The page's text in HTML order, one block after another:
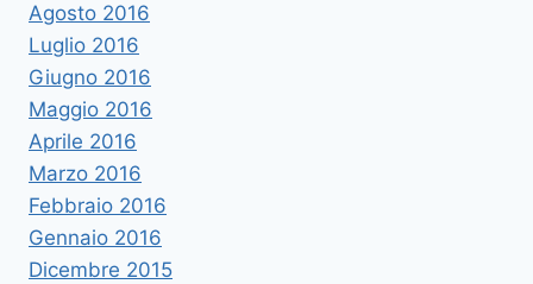
Agosto 2016
Luglio 2016
Giugno 2016
Maggio 2016
Aprile 2016
Marzo 2016
Febbraio 2016
Gennaio 2016
Dicembre 2015